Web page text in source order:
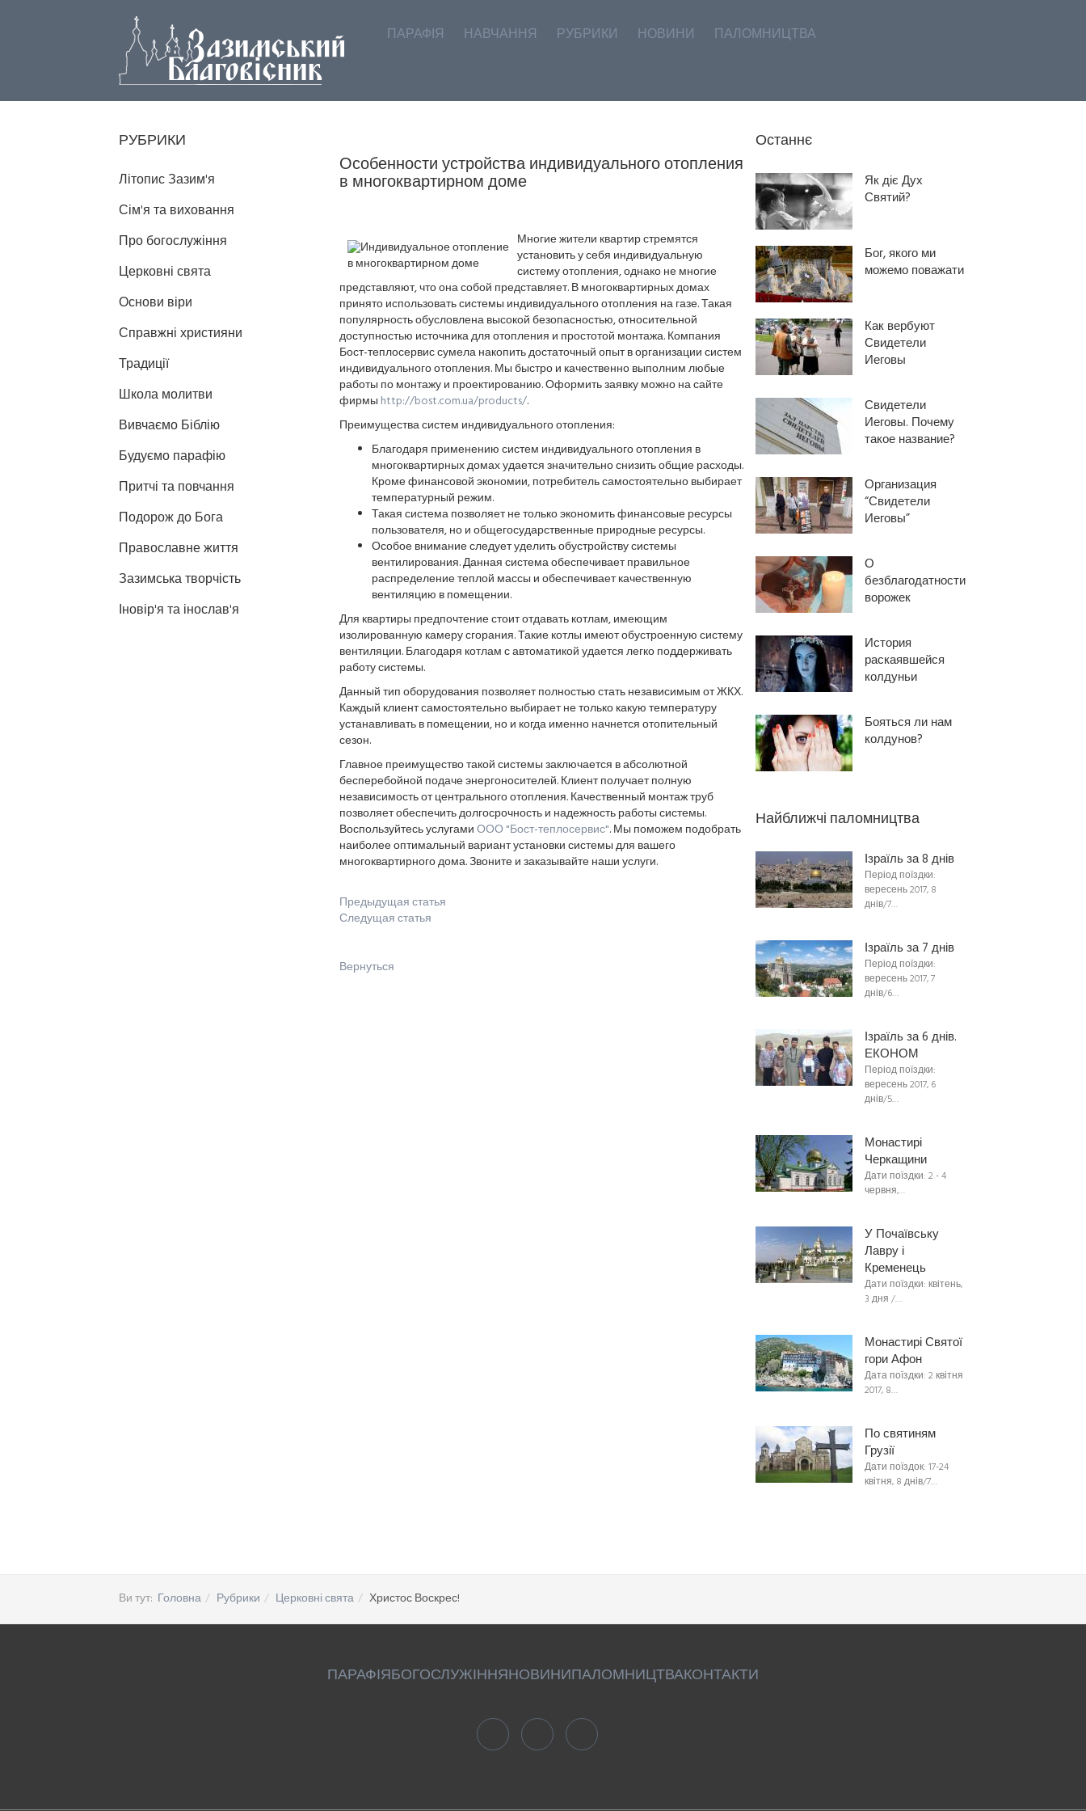
ПАРАФІЯ НАВЧАННЯ РУБРИКИ НОВИНИ ПАЛОМНИЦТВА
Особенности устройства индивидуального отопления
в многоквартирном доме
Многие жители квартир стремятся
установить у себя индивидуальную
систему отопления, однако не многие
представляют, что она собой представляет. В многоквартирных домах
принято использовать системы индивидуального отопления на газе. Такая
популярность обусловлена высокой безопасностью, относительной
доступностью источника для отопления и простотой монтажа. Компания
Бост-теплосервис сумела накопить достаточный опыт в организации систем
индивидуального отопления. Мы быстро и качественно выполним любые
работы по монтажу и проектированию. Оформить заявку можно на сайте
фирмы http://bost.com.ua/products/.
Преимущества систем индивидуального отопления:
Благодаря применению систем индивидуального отопления в
многоквартирных домах удается значительно снизить общие расходы.
Кроме финансовой экономии, потребитель самостоятельно выбирает
температурный режим.
Такая система позволяет не только экономить финансовые ресурсы
пользователя, но и общегосударственные природные ресурсы.
Особое внимание следует уделить обустройству системы
вентилирования. Данная система обеспечивает правильное
распределение теплой массы и обеспечивает качественную
вентиляцию в помещении.
Для квартиры предпочтение стоит отдавать котлам, имеющим
изолированную камеру сгорания. Такие котлы имеют обустроенную систему
вентиляции. Благодаря котлам с автоматикой удается легко поддерживать
работу системы.
Данный тип оборудования позволяет полностью стать независимым от ЖКХ.
Каждый клиент самостоятельно выбирает не только какую температуру
устанавливать в помещении, но и когда именно начнется отопительный
сезон.
Главное преимущество такой системы заключается в абсолютной
бесперебойной подаче энергоносителей. Клиент получает полную
независимость от центрального отопления. Качественный монтаж труб
позволяет обеспечить долгосрочность и надежность работы системы.
Воспользуйтесь услугамиООО "Бост-теплосервис". Мы поможем подобрать
наиболее оптимальный вариант установки системы для вашего
многоквартирного дома. Звоните и заказывайте наши услуги.
Предыдущая статья
Следущая статья
Вернуться
РУБРИКИ
Літопис Зазим'я
Сім'я та виховання
Про богослужіння
Церковні свята
Основи віри
Справжні християни
Традиції
Школа молитви
Вивчаємо Біблію
Будуємо парафію
Притчі та повчання
Подорож до Бога
Православне життя
Зазимська творчість
Іновір'я та інослав'я
Останнє
Як діє Дух
Святий?
Бог, якого ми
можемо поважати
Как вербуют
Свидетели
Иеговы
Свидетели
Иеговы. Почему
такое название?
Организация
“Свидетели
Иеговы”
О
безблагодатности
ворожек
История
раскаявшейся
колдуньи
Бояться ли нам
колдунов?
Найближчі паломництва
Ізраїль за 8 днів
Період поїздки:
вересень 2017, 8
днів/7…
Ізраїль за 7 днів
Період поїздки:
вересень 2017, 7
днів/6…
Ізраїль за 6 днів.
ЕКОНОМ
Період поїздки:
вересень 2017, 6
днів/5…
Монастирі
Черкащини
Дати поїздки: 2 - 4
червня,…
У Почаївську
Лавру і
Кременець
Дати поїздки: квітень,
3 дня /…
Монастирі Святої
гори Афон
Дата поїздки: 2 квітня
2017, 8…
По святиням
Грузії
Дати поїздок: 17-24
квітня, 8 днів/7…
Ви тут: Головна Рубрики Церковні свята Христос Воскрес!
ПАРАФІЯБОГОСЛУЖІННЯНОВИНИПАЛОМНИЦТВАКОНТАКТИ